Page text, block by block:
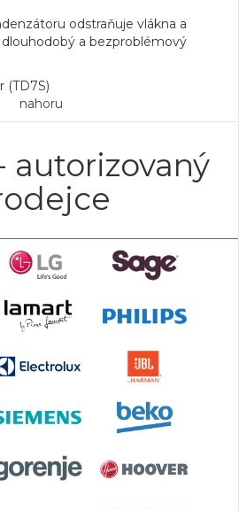
odstraňuje vlákna a
a bezproblémový
(TD7S)
nahoru
autorizovaný